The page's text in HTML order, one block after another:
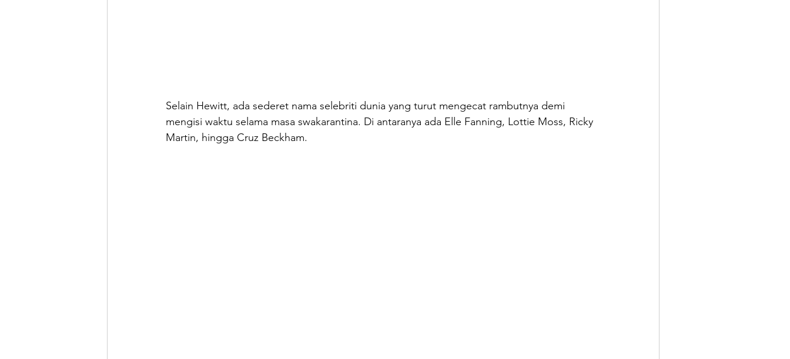
Selain Hewitt, ada sederet nama selebriti dunia yang turut mengecat rambutnya demi
mengisi waktu selama masa swakarantina. Di antaranya ada Elle Fanning, Lottie Moss, Ricky
Martin, hingga Cruz Beckham.